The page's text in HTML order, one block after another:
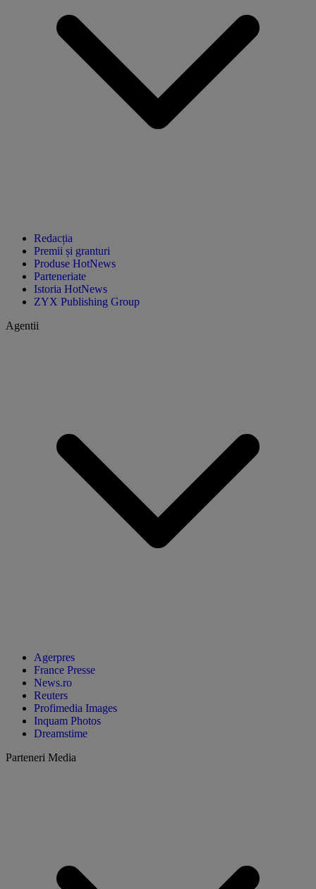
Redacția
Premii și granturi
Produse HotNews
Parteneriate
Istoria HotNews
ZYX Publishing Group
Agentii
Agerpres
France Presse
News.ro
Reuters
Profimedia Images
Inquam Photos
Dreamstime
Parteneri Media